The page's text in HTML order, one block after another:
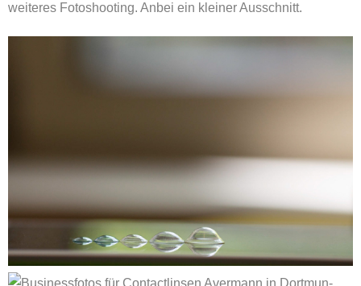
weiteres Fotoshooting. Anbei ein kleiner Ausschnitt.